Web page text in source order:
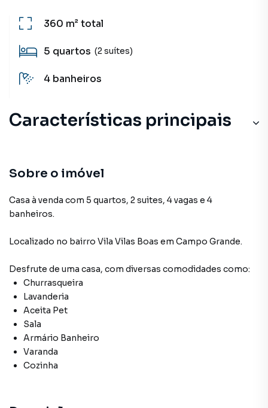
360 m²total
5 quartos (2 suítes)
4 banheiros
Características principais
Sobre o imóvel
Casa à venda com 5 quartos, 2 suites, 4 vagas e 4
banheiros.
Localizado no bairro Vila Vilas Boas em Campo Grande.
Desfrute de uma casa, com diversas comodidades como:
Churrasqueira
Lavanderia
Aceita Pet
Sala
Armário Banheiro
Varanda
Cozinha